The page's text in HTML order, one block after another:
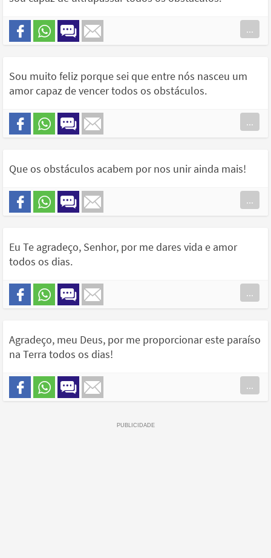
...
Sou muito feliz porque sei que entre nós nasceu um
amor capaz de vencer todos os obstáculos.
...
Que os obstáculos acabem por nos unir ainda mais!
...
Eu Te agradeço, Senhor, por me dares vida e amor
todos os dias.
...
Agradeço, meu Deus, por me proporcionar este paraíso
na Terra todos os dias!
...